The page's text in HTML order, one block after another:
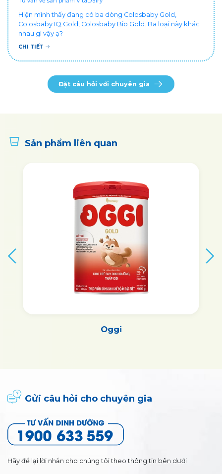
Hiện mình thấy đang có ba dòng Colosbaby Gold,
Colosbaby IQ Gold, Colosbaby Bio Gold. Ba loại này khác
nhau gì vậy ạ?
CHI TIẾT
Đặt câu hỏi với chuyên gia
Sản phẩm liên quan
Oggi
Gửi câu hỏi cho chuyên gia
Hãy để lại lời nhắn cho chúng tôi theo thông tin bên dưới